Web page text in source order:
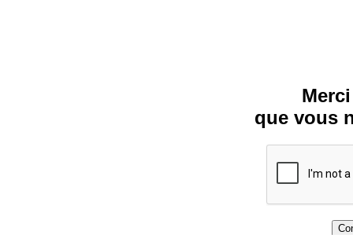
que vous